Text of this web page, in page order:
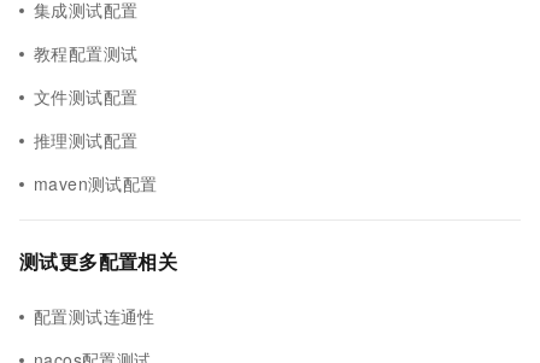
集成测试配置
教程配置测试
文件测试配置
推理测试配置
maven测试配置
测试更多配置相关
配置测试连通性